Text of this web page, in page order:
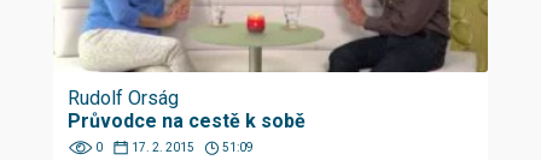
Rudolf Orság
Průvodce na cestě k sobě
0 17. 2. 2015 51:09